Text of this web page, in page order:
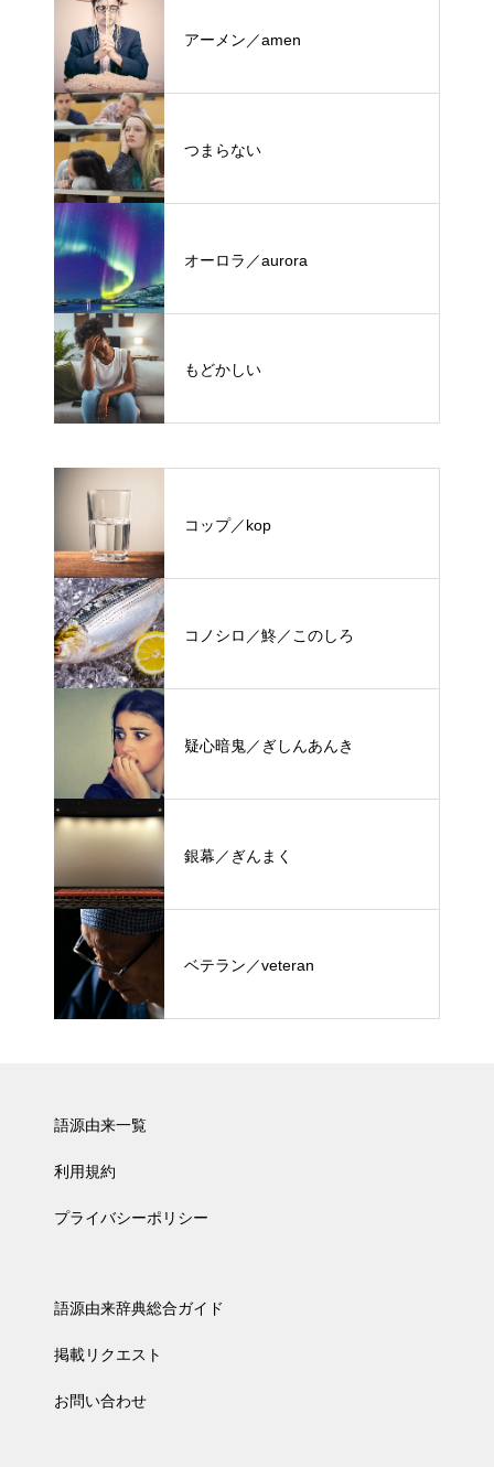
アーメン／amen
つまらない
オーロラ／aurora
もどかしい
コップ／kop
コノシロ／鮗／このしろ
疑心暗鬼／ぎしんあんき
銀幕／ぎんまく
ベテラン／veteran
語源由来一覧
利用規約
プライバシーポリシー
語源由来辞典総合ガイド
掲載リクエスト
お問い合わせ